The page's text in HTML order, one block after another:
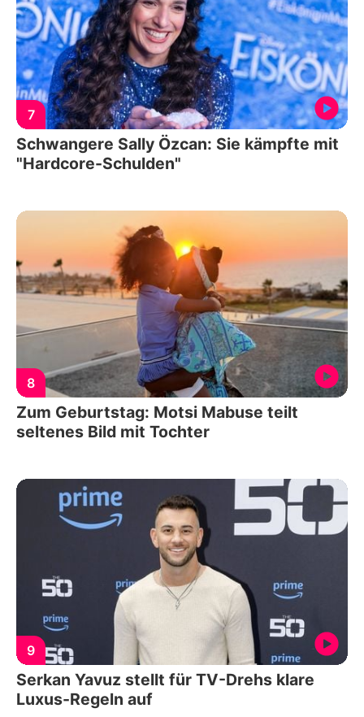
7
Schwangere Sally Özcan: Sie kämpfte mit
"Hardcore-Schulden"
8
Zum Geburtstag: Motsi Mabuse teilt
seltenes Bild mit Tochter
9
Serkan Yavuz stellt für TV-Drehs klare
Luxus-Regeln auf